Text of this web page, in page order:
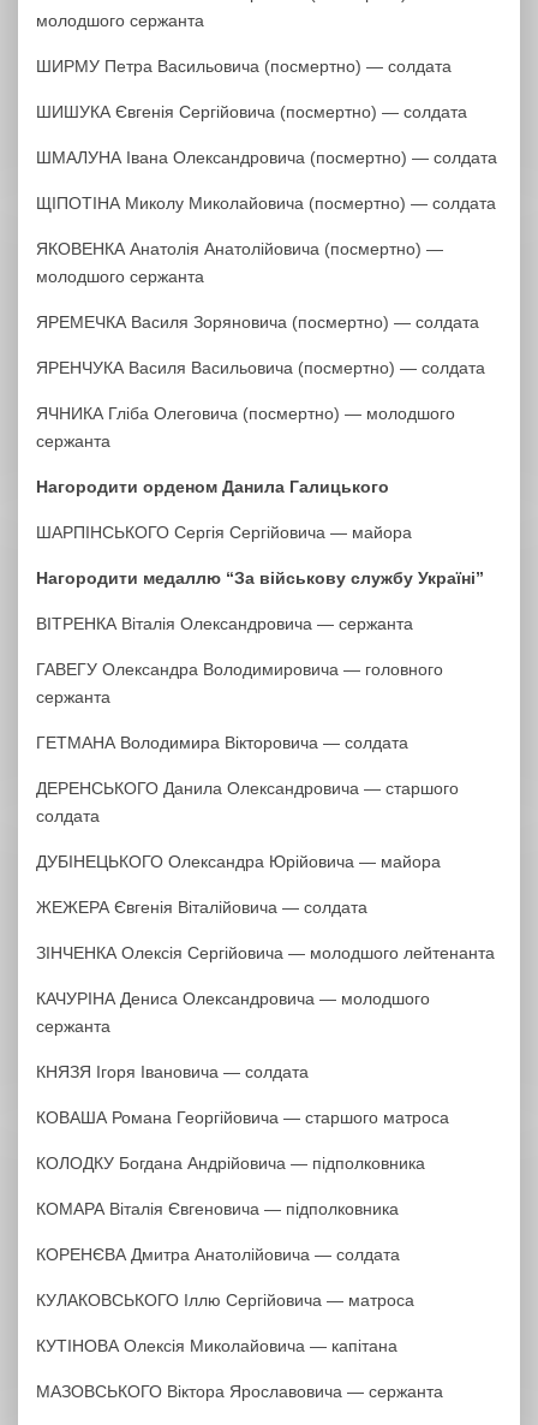
молодшого сержанта
ШИРМУ Петра Васильовича (посмертно) — солдата
ШИШУКА Євгенія Сергійовича (посмертно) — солдата
ШМАЛУНА Івана Олександровича (посмертно) — солдата
ЩІПОТІНА Миколу Миколайовича (посмертно) — солдата
ЯКОВЕНКА Анатолія Анатолійовича (посмертно) —
молодшого сержанта
ЯРЕМЕЧКА Василя Зоряновича (посмертно) — солдата
ЯРЕНЧУКА Василя Васильовича (посмертно) — солдата
ЯЧНИКА Гліба Олеговича (посмертно) — молодшого
сержанта
Нагородити орденом Данила Галицького
ШАРПІНСЬКОГО Сергія Сергійовича — майора
Нагородити медаллю “За військову службу Україні”
ВІТРЕНКА Віталія Олександровича — сержанта
ГАВЕГУ Олександра Володимировича — головного
сержанта
ГЕТМАНА Володимира Вікторовича — солдата
ДЕРЕНСЬКОГО Данила Олександровича — старшого
солдата
ДУБІНЕЦЬКОГО Олександра Юрійовича — майора
ЖЕЖЕРА Євгенія Віталійовича — солдата
ЗІНЧЕНКА Олексія Сергійовича — молодшого лейтенанта
КАЧУРІНА Дениса Олександровича — молодшого
сержанта
КНЯЗЯ Ігоря Івановича — солдата
КОВАША Романа Георгійовича — старшого матроса
КОЛОДКУ Богдана Андрійовича — підполковника
КОМАРА Віталія Євгеновича — підполковника
КОРЕНЄВА Дмитра Анатолійовича — солдата
КУЛАКОВСЬКОГО Іллю Сергійовича — матроса
КУТІНОВА Олексія Миколайовича — капітана
МАЗОВСЬКОГО Віктора Ярославовича — сержанта